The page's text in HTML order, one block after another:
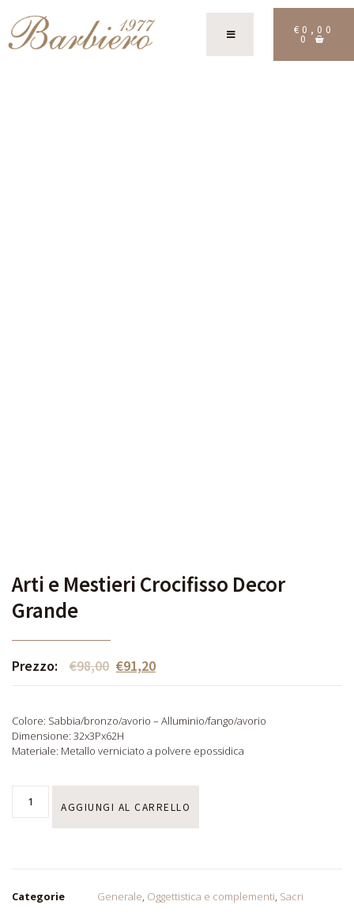
€ 0,00
0
Arti e Mestieri Crocifisso Decor
Grande
Prezzo: €98,00 €91,20
Colore: Sabbia/bronzo/avorio – Alluminio/fango/avorio
Dimensione: 32x3Px62H
Materiale: Metallo verniciato a polvere epossidica
AGGIUNGI AL CARRELLO
Categorie Generale, Oggettistica e complementi, Sacri